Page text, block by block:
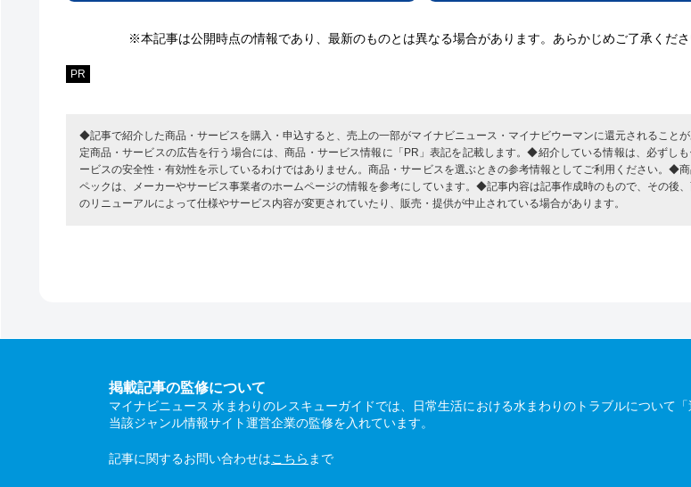
※本記事は公開時点の情報であり、最新のものとは異なる場合があります。あらかじめご了承くださ
PR
◆記事で紹介した商品・サービスを購入・申込すると、売上の一部がマイナビニュース・マイナビウーマンに還元されること
定商品・サービスの広告を行う場合には、商品・サービス情報に「PR」表記を記載します。◆紹介している情報は、必ずし
ービスの安全性・有効性を示しているわけではありません。商品・サービスを選ぶときの参考情報としてご利用ください。◆
ペックは、メーカーやサービス事業者のホームページの情報を参考にしています。◆記事内容は記事作成時のもので、その後
のリニューアルによって仕様やサービス内容が変更されていたり、販売・提供が中止されている場合があります。
掲載記事の監修について
マイナビニュース 水まわりのレスキューガイドでは、日常生活における水まわりのトラブルについて
当該ジャンル情報サイト運営企業の監修を入れています。
記事に関するお問い合わせはこちら まで